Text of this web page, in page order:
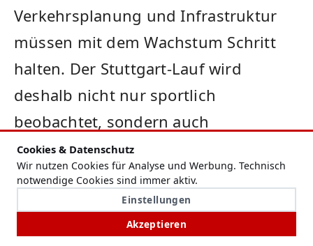
Cookies & Datenschutz
Wir nutzen Cookies für Analyse und Werbung. Technisch
notwendige Cookies sind immer aktiv.
Einstellungen
Akzeptieren
Verkehrsplanung und Infrastruktur
müssen mit dem Wachstum Schritt
halten. Der Stuttgart-Lauf wird
deshalb nicht nur sportlich
beobachtet, sondern auch
organisatorisch.
Fest steht bereits vor dem
Startschuss: Der Stuttgart-Lauf hat